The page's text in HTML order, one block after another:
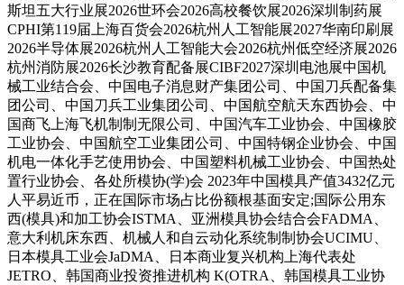
斯坦五大行业展2026世环会2026高校餐饮展2026深圳制药展
CPHI第119届上海百货会2026杭州人工智能展2027华南印刷展
2026半导体展2026杭州人工智能大会2026杭州低空经济展2026
杭州消防展2026长沙教育配备展CIBF2027深圳电池展中国机
械工业结合会、中国电子消息财产集团公司、中国刀兵配备集
团公司、中国刀兵工业集团公司、中国航空航天东西协会、中
国商飞上海飞机制制无限公司、中国汽车工业协会、中国橡胶
工业协会、中国航空工业集团公司、中国特钢企业协会、中国
机电一体化手艺使用协会、中国塑料机械工业协会、中国热处
置行业协会、各处所模协(学)会 2023年中国模具产值3432亿元
人平易近币，正在国际市场占比份额根基面安定;国际公用东
西(模具)和加工协会ISTMA、亚洲模具协会结合会FADMA、
意大利机床东西、机械人和自云动化系统制制协会UCIMU、
日本模具工业会JaDMA、日本商业复兴机构上海代表处
JETRO、韩国商业投资推进机构 K(OTRA、韩国模具工业协